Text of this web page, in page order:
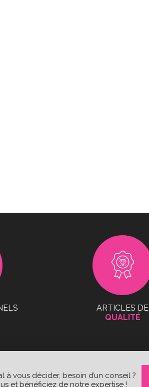
ARTICLES DE
QUALITÉ
à vous décider, besoin d’un conseil ?
et bénéficiez de notre expertise !